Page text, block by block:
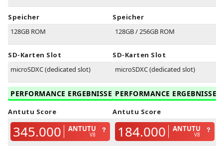
Speicher
128GB ROM
SD-Karten Slot
microSDXC (dedicated slot)
PERFORMANCE ERGEBNISSE
Antutu Score
345.000 ANTUTU
V8
Speicher
128GB / 256GB ROM
SD-Karten Slot
microSDXC (dedicated slot)
PERFORMANCE ERGEBNISSE
Antutu Score
184.000 ANTUTU
V8